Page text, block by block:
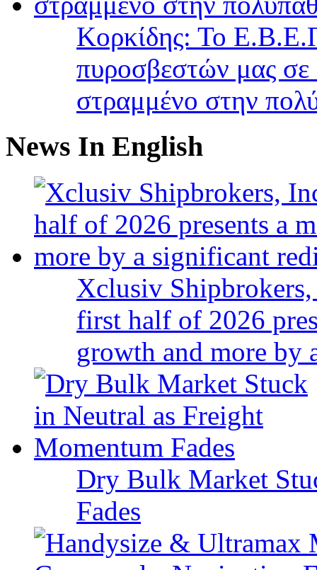
Κορκίδης: Το
πυροσβεστών μας σε
στραμμένο στην
News In English
Xclusiv
first half of 2026
growth and more
Dry Bulk Market
Fades